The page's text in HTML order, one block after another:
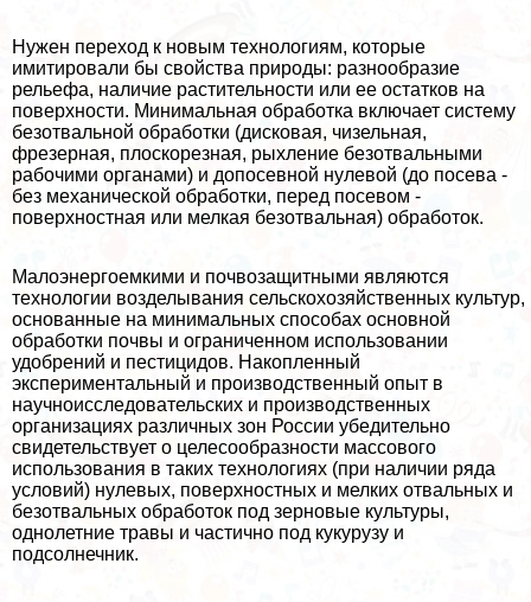
Нужен переход к новым технологиям, которые
имитировали бы свойства природы: разнообразие
рельефа, наличие растительности или ее остатков на
поверхности. Минимальная обработка включает систему
безотвальной обработки (дисковая, чизельная,
фрезерная, плоскорезная, рыхление безотвальными
рабочими органами) и допосевной нулевой (до посева -
без механической обработки, перед посевом -
поверхностная или мелкая безотвальная) обработок.
Малоэнергоемкими и почвозащитными являются
технологии возделывания сельскохозяйственных культур,
основанные на минимальных способах основной
обработки почвы и ограниченном использовании
удобрений и пестицидов. Накопленный
экспериментальный и производственный опыт в
научноисследовательских и производственных
организациях различных зон России убедительно
свидетельствует о целесообразности массового
использования в таких технологиях (при наличии ряда
условий) нулевых, поверхностных и мелких отвальных и
безотвальных обработок под зерновые культуры,
однолетние травы и частично под кукурузу и
подсолнечник.